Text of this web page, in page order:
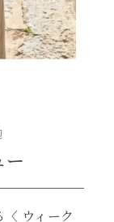
ー
ウィーク